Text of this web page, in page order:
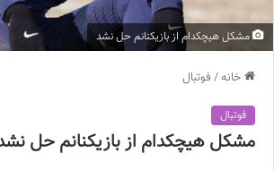
مشکل هیچکدام از بازیکنانم حل نشد
خانه/ فوتبال
فوتبال
مشکل هیچکدام از بازیکنانم حل